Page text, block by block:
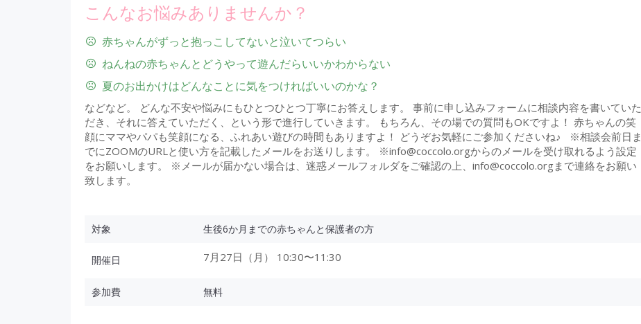
こんなお悩みありませんか？
赤ちゃんがずっと抱っこしてないと泣いてつらい
ねんねの赤ちゃんとどうやって遊んだらいいかわからない
夏のお出かけはどんなことに気をつければいいのかな？
などなど。 どんな不安や悩みにもひとつひとつ丁寧にお答えします。 事前に申し込みフォームに相談内容を書いていた
だき、それに答えていただく、という形で進行していきます。 もちろん、その場での質問もOKですよ！ 赤ちゃんの笑
顔にママやパパも笑顔になる、ふれあい遊びの時間もありますよ！ どうぞお気軽にご参加くださいね♪ ※相談会前日ま
でにZOOMのURLと使い方を記載したメールをお送りします。 ※info@coccolo.orgからのメールを受け取れるよう設定
をお願いします。 ※メールが届かない場合は、迷惑メールフォルダをご確認の上、info@coccolo.orgまで連絡をお願い
致します。
対象 生後6か月までの赤ちゃんと保護者の方
開催日 7月27日（月） 10:30〜11:30
参加費 無料